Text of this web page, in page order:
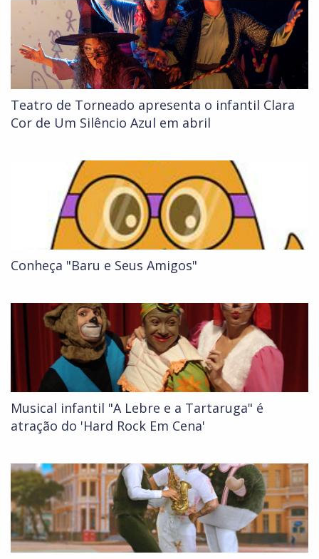
Teatro de Torneado apresenta o infantil Clara
Cor de Um Silêncio Azul em abril
Conheça "Baru e Seus Amigos"
Musical infantil "A Lebre e a Tartaruga" é
atração do 'Hard Rock Em Cena'